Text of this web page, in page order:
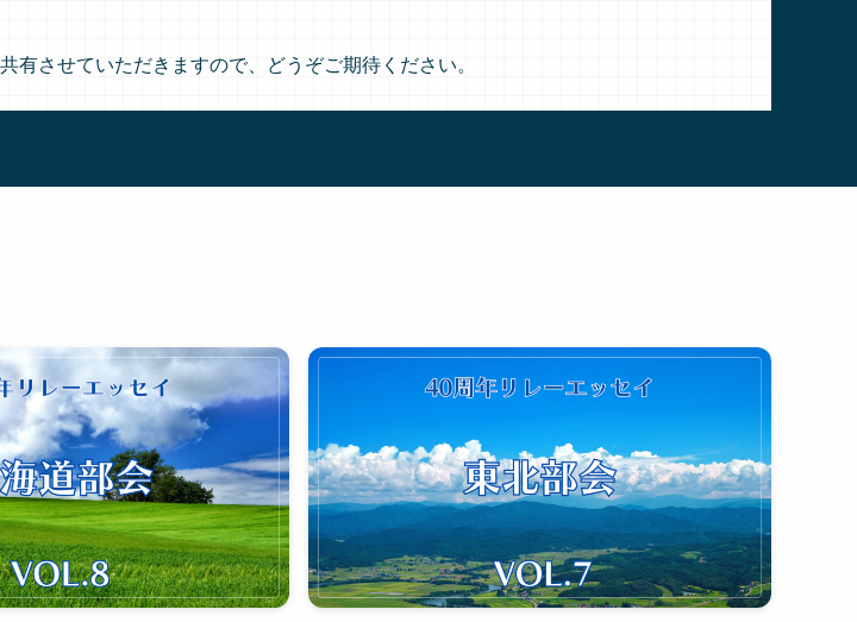
させていただきますので、どうぞご期待ください。